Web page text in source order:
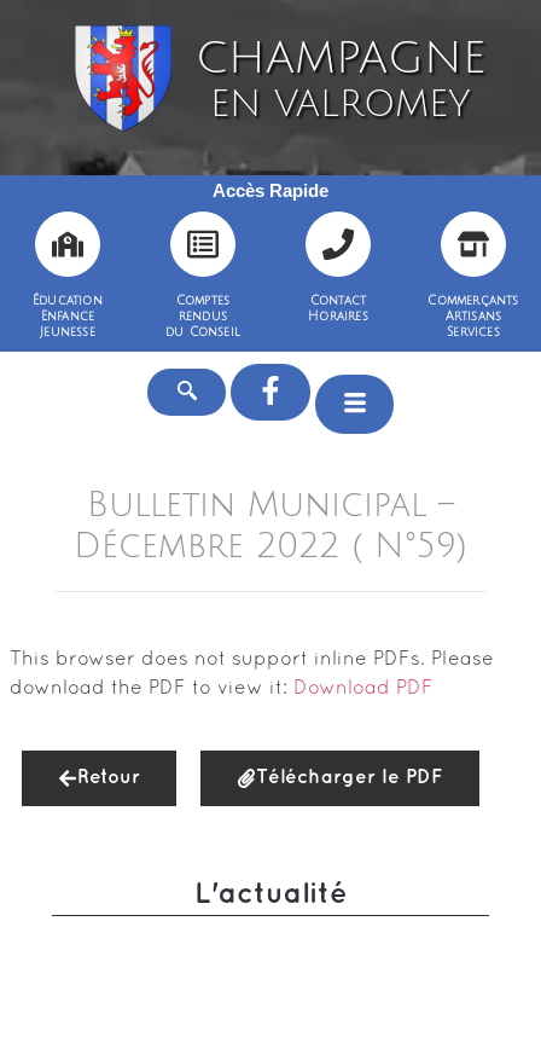
CHAMPAGNE
EN VALROMEY
Accès Rapide
Éducation
Enfance
Jeunesse
Comptes
rendus
du Conseil
Contact
Horaires
Commerçants
Artisans
Services
Bulletin Municipal –
Décembre 2022 ( N°59)
This browser does not support inline PDFs. Please
download the PDF to view it: Download PDF
Retour Télécharger le PDF
L'actualité